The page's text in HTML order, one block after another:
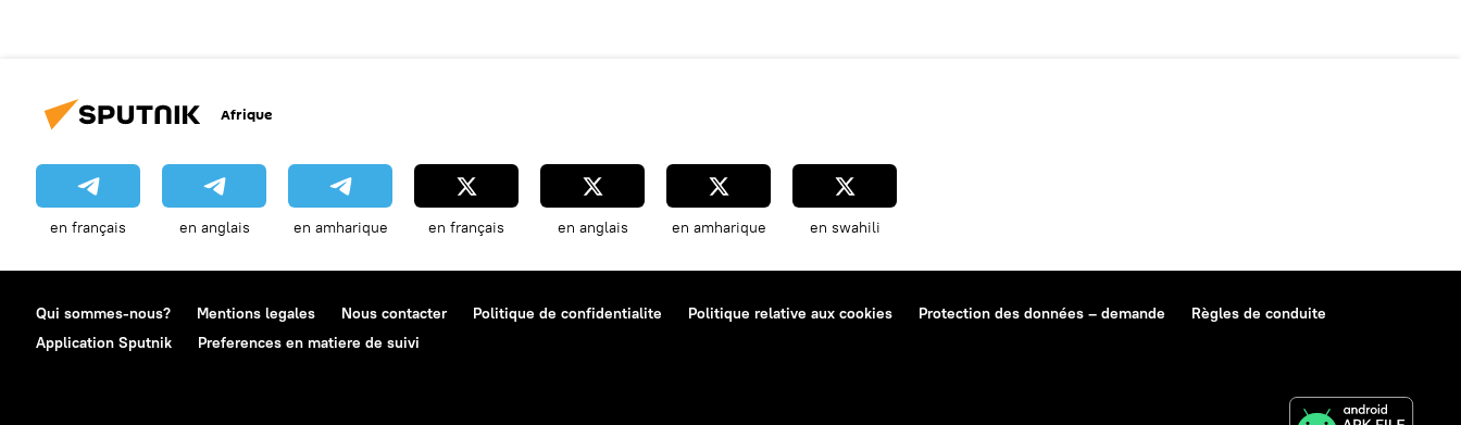
Afrique
en français en anglais en amharique en français en anglais en amharique en swahili
Qui sommes-nous? Mentions legales Nous contacter Politique de confidentialite Politique relative aux cookies Protection des données – demande
Règles de conduite
Application Sputnik
Preferences en matiere de suivi